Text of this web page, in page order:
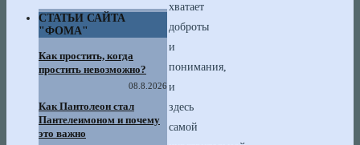
хватает
доброты
и
понимания,
и
здесь
самой
СТАТЬИ САЙТА
"ФОМА"
Как простить, когда
простить невозможно?
08.8.2026
Как Пантолеон стал
Пантелеимоном и почему
это важно